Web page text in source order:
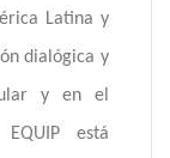
Latina y
dialógica y
y en el
está